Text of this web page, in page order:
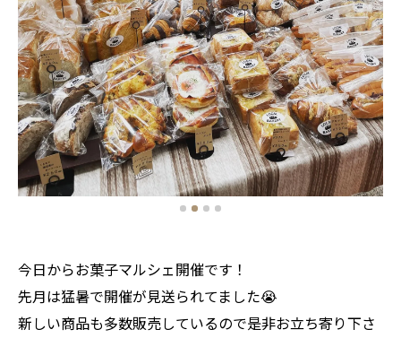
今日からお菓子マルシェ開催です！
先月は猛暑で開催が見送られてました😭
新しい商品も多数販売しているので是非お立ち寄り下さ